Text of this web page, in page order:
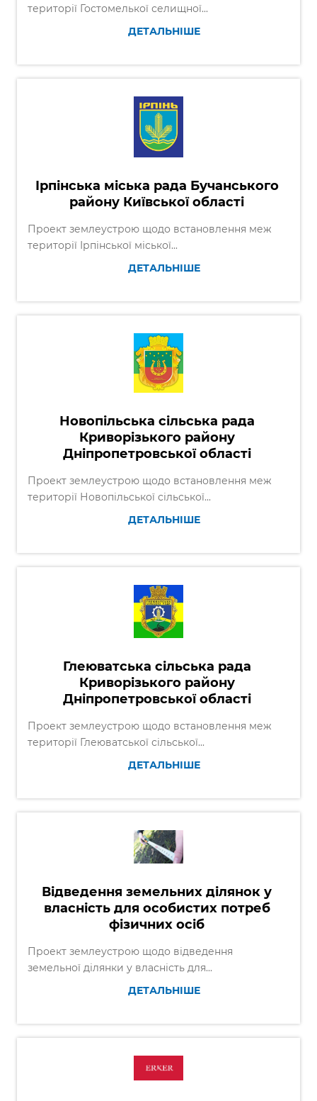
території Гостомелької селищної...
ДЕТАЛЬНІШЕ
Ірпінська міська рада Бучанського
району Київської області
Проект землеустрою щодо встановлення меж
території Ірпінської міської...
ДЕТАЛЬНІШЕ
Новопільська сільська рада
Криворізького району
Дніпропетровської області
Проект землеустрою щодо встановлення меж
території Новопільської сільської...
ДЕТАЛЬНІШЕ
Глеюватська сільська рада
Криворізького району
Дніпропетровської області
Проект землеустрою щодо встановлення меж
території Глеюватської сільської...
ДЕТАЛЬНІШЕ
Відведення земельних ділянок у
власність для особистих потреб
фізичних осіб
Проект землеустрою щодо відведення
земельної ділянки у власність для...
ДЕТАЛЬНІШЕ